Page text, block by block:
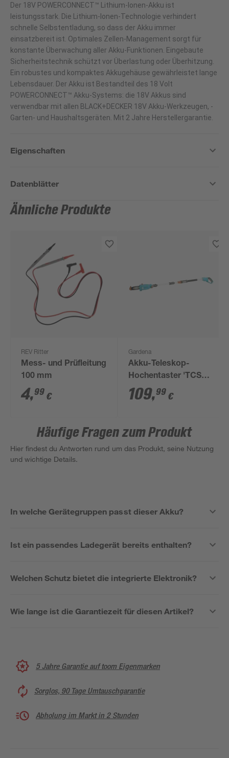
Der 18V POWERCONNECT™ Lithium-Ionen-Akku ist
leistungsstark. Die Lithium-Ionen-Technologie verhindert
schnelle Selbstentladung, so dass der Akku immer
einsatzbereit ist. Optimales Zellen-Management sorgt für
konstante Überwachung aller Akku-Funktionen. Eingebaute
Sicherheitstechnik schützt vor Überlastung oder Überhitzung.
Ein robustes und kompaktes Akkugehäuse gewährleistet lange
Lebensdauer. Der Akku ist Bestandteil des 18 Volt
POWERCONNECT™ Akku-Systems: die 18V Akkus sind
verwendbar mit allen BLACK+DECKER 18V Akku-Werkzeugen, -
Garten- und Haushaltsgeräten. Mit 2 Jahre Herstellergarantie.
Eigenschaften
Datenblätter
Ähnliche Produkte
REV Ritter
Mess- und Prüfleitung
100 mm
4,99 €
Gardena
Akku-Teleskop-
Hochentaster 'TCS
20/18 V Power4All'
ohne Akku
109,99 €
Häufige Fragen zum Produkt
Hier findest du Antworten rund um das Produkt, seine Nutzung
und wichtige Details.
In welche Gerätegruppen passt dieser Akku?
Ist ein passendes Ladegerät bereits enthalten?
Welchen Schutz bietet die integrierte Elektronik?
Wie lange ist die Garantiezeit für diesen Artikel?
5 Jahre Garantie auf toom Eigenmarken
Sorglos, 90 Tage Umtauschgarantie
Abholung im Markt in 2 Stunden